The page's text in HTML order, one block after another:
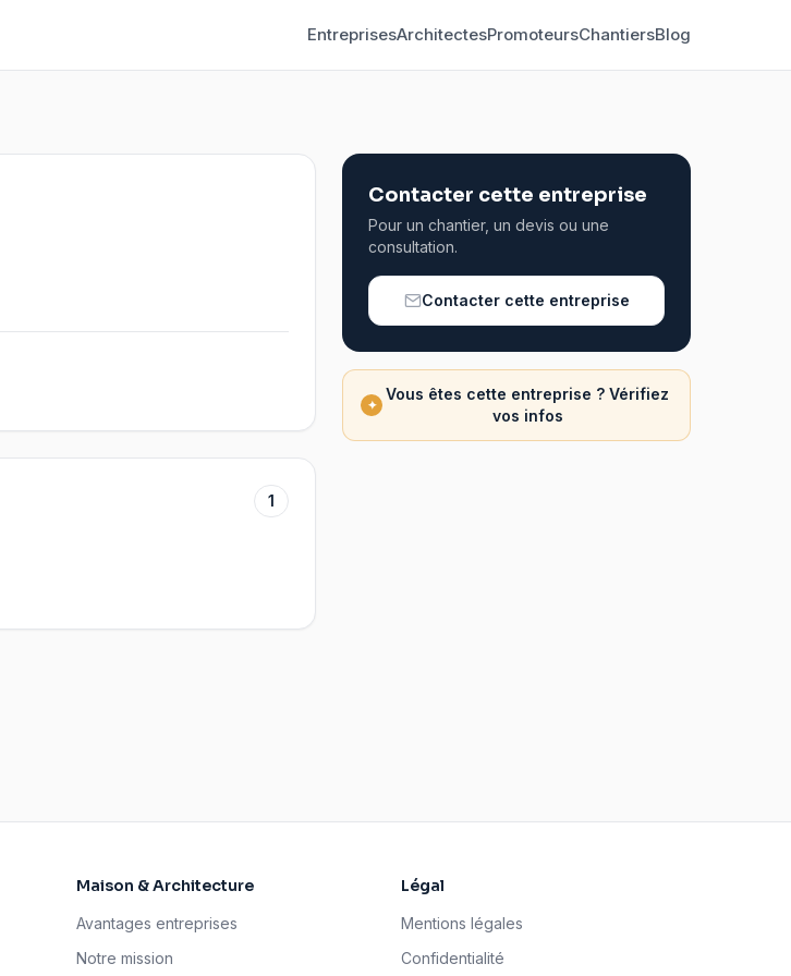
EntreprisesArchitectesPromoteursChantiersBlog
1
Contacter cette entreprise
Pour un chantier, un devis ou une
consultation.
Contacter cette entreprise
✦
Vous êtes cette entreprise ? Vérifiez
vos infos
Maison & Architecture
Avantages entreprises
Notre mission
Légal
Mentions légales
Confidentialité